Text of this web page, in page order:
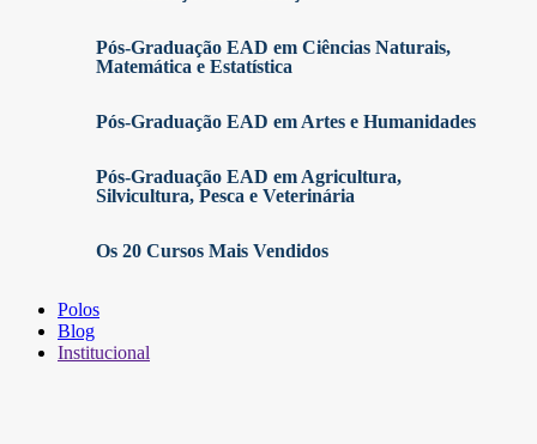
Pós-Graduação EAD em Ciências Naturais,
Matemática e Estatística
Pós-Graduação EAD em Artes e Humanidades
Pós-Graduação EAD em Agricultura,
Silvicultura, Pesca e Veterinária
Os 20 Cursos Mais Vendidos
Polos
Blog
Institucional